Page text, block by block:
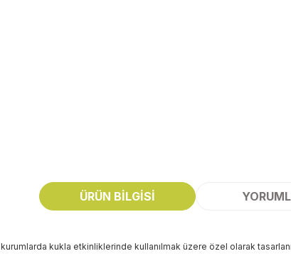
ÜRÜN BILGISI
kurumlarda kukla etkinliklerinde kullanılmak üzere özel olarak